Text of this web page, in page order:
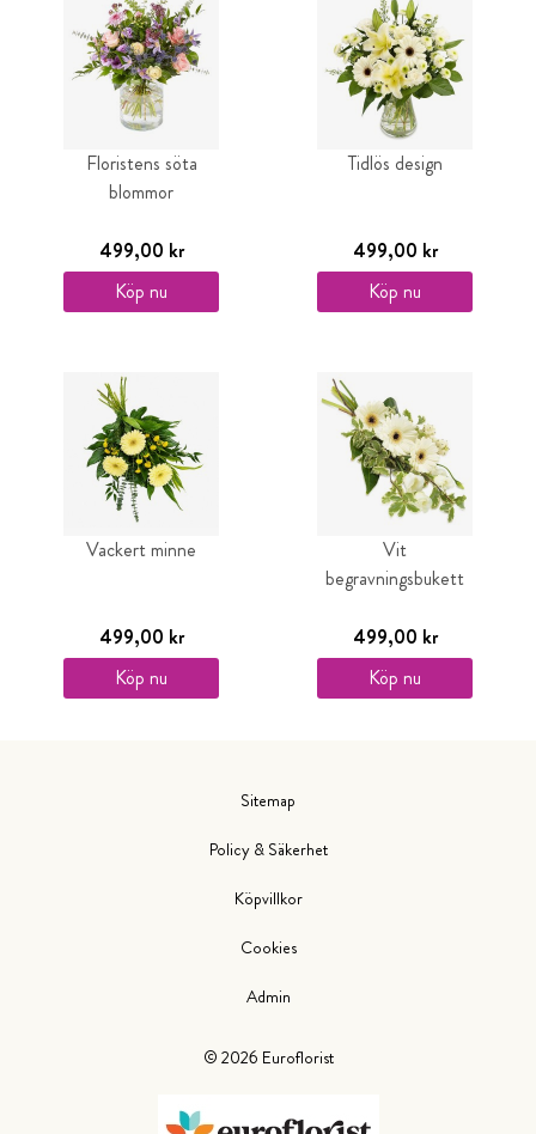
Floristens söta
blommor
499,00 kr
Köp nu
Tidlös design
499,00 kr
Köp nu
Vackert minne
499,00 kr
Köp nu
Vit
begravningsbukett
499,00 kr
Köp nu
© 2026 Euroflorist
Sitemap
Policy & Säkerhet
Köpvillkor
Cookies
Admin